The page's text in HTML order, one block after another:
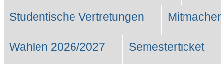
Studentische Vertretungen
Wahlen 2026/2027 Semesterticket